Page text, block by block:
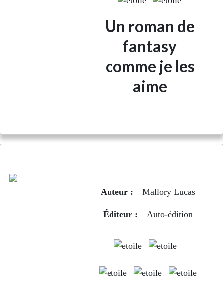
Un roman de
fantasy
comme je les
aime
Auteur : Mallory Lucas
Éditeur : Auto-édition